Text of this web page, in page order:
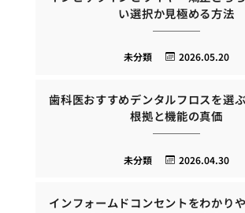
い選択か見極める方法
2026.05.20
未分類
歯科医おすすめデンタルフロスを選
根拠と機能の真価
2026.04.30
未分類
インフォームドコンセントをわかり